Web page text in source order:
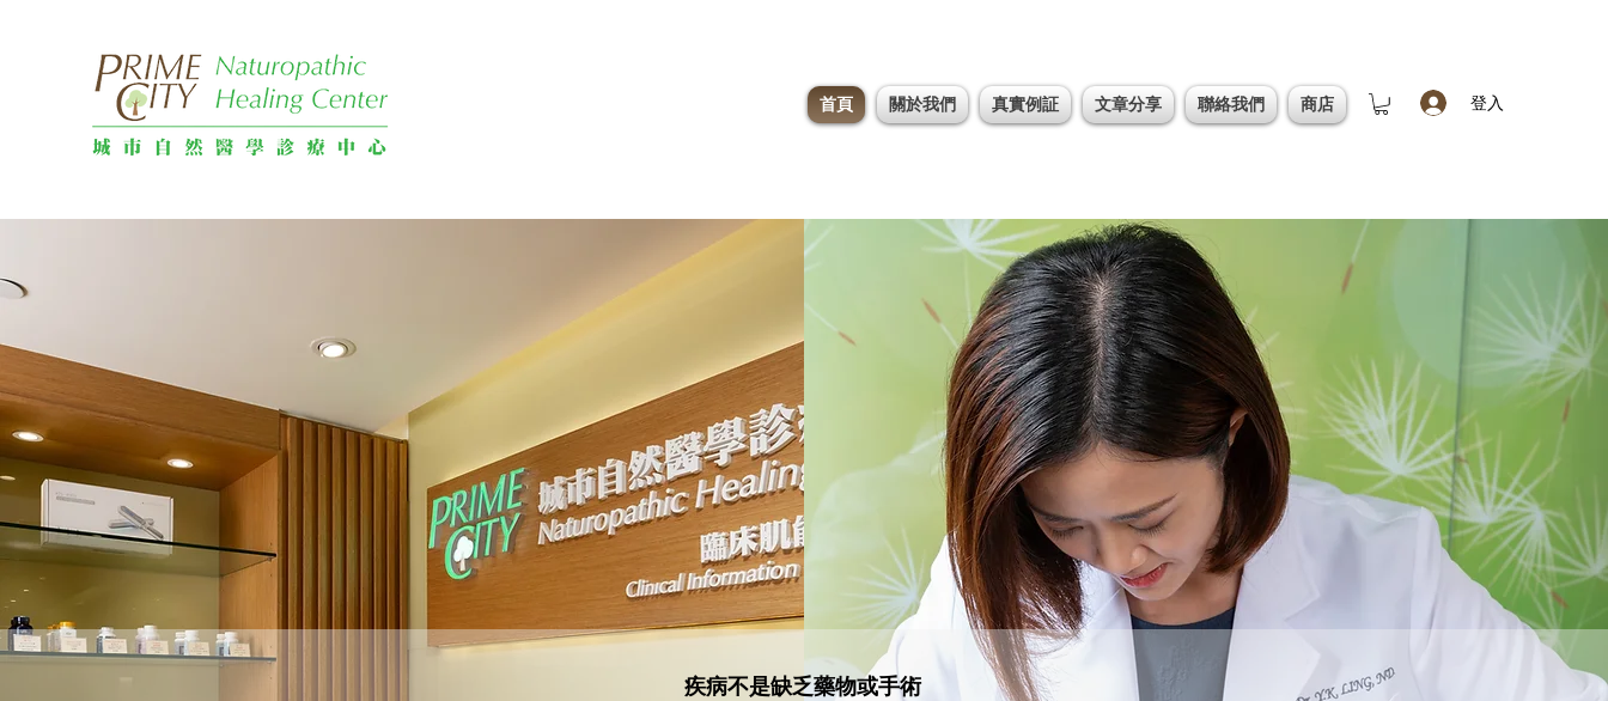
首頁 關於我們 真實例証 文章分享 聯絡我們 商店 登入
疾病不是缺乏藥物或手術